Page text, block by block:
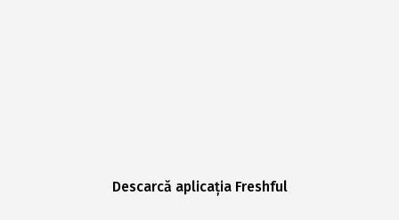
Descarcă aplicația Freshful